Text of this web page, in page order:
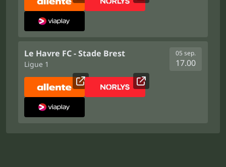
Le Havre FC - Stade Brest
Ligue 1
05 sep.
17.00